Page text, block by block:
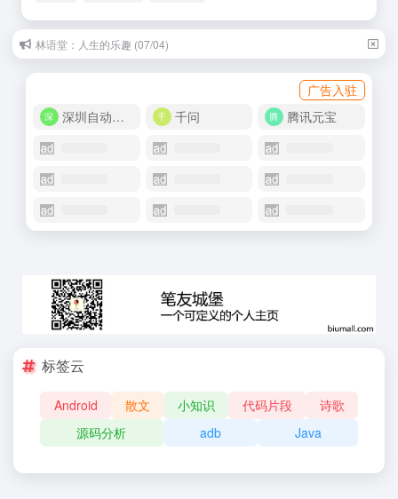
林语堂：人生的乐趣 (07/04)
广告入驻
深圳自动化商城
千问 腾讯元宝
标签云
Android 散文 小知识 代码片段
诗歌
源码分析
adb Java